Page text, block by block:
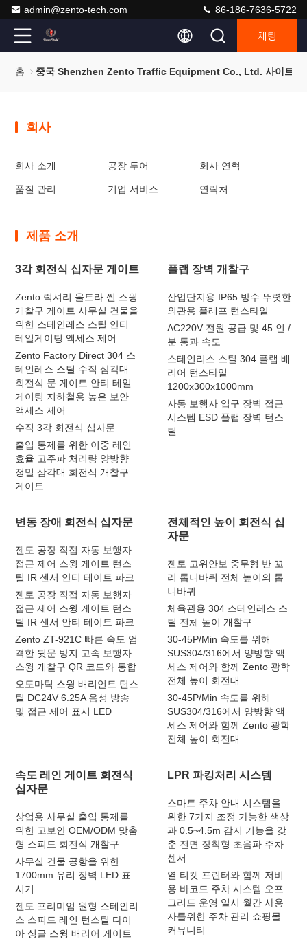
admin@zento-tech.com 86-186-7636-5722
채팅
홈 중국 Shenzhen Zento Traffic Equipment Co., Ltd. 사이트맵
회사
회사 소개 공장 투어 회사 연혁
품질 관리 기업 서비스 연락처
제품 소개
3각 회전식 십자문 게이트
Zento 럭셔리 울트라 씬 스윙
개찰구 게이트 사무실 건물을
위한 스테인레스 스틸 안티
테일게이팅 액세스 제어
Zento Factory Direct 304 스
테인레스 스틸 수직 삼각대
회전식 문 게이트 안티 테일
게이팅 지하철용 높은 보안
액세스 제어
수직 3각 회전식 십자문
출입 통제를 위한 이중 레인
효율 고주파 처리량 양방향
정밀 삼각대 회전식 개찰구
게이트
플랩 장벽 개찰구
산업단지용 IP65 방수 뚜렷한
외관용 플래프 턴스타일
AC220V 전원 공급 및 45 인 /
분 통과 속도
스테인리스 스틸 304 플랩 배
리어 턴스타일
1200x300x1000mm
자동 보행자 입구 장벽 접근
시스템 ESD 플랩 장벽 턴스
틸
변동 장애 회전식 십자문
젠토 공장 직접 자동 보행자
접근 제어 스윙 게이트 턴스
틸 IR 센서 안티 테이트 파크
젠토 공장 직접 자동 보행자
접근 제어 스윙 게이트 턴스
틸 IR 센서 안티 테이트 파크
Zento ZT-921C 빠른 속도 엄
격한 뒷문 방지 고속 보행자
스윙 개찰구 QR 코드와 통합
오토마틱 스윙 배리언트 턴스
틸 DC24V 6.25A 음성 방송
및 접근 제어 표시 LED
전체적인 높이 회전식 십
자문
젠토 고위안보 중무형 반 꼬
리 톱니바퀴 전체 높이의 톱
니바퀴
체육관용 304 스테인레스 스
틸 전체 높이 개찰구
30-45P/Min 속도를 위해
SUS304/316에서 양방향 액
세스 제어와 함께 Zento 광학
전체 높이 회전대
30-45P/Min 속도를 위해
SUS304/316에서 양방향 액
세스 제어와 함께 Zento 광학
전체 높이 회전대
속도 레인 게이트 회전식
십자문
상업용 사무실 출입 통제를
위한 고보안 OEM/ODM 맞춤
형 스피드 회전식 개찰구
사무실 건물 공항을 위한
1700mm 유리 장벽 LED 표
시기
젠토 프리미엄 원형 스테인리
스 스피드 레인 턴스틸 다이
아 싱글 스윙 배리어 게이트
LPR 파킹처리 시스템
스마트 주차 안내 시스템을
위한 7가지 조정 가능한 색상
과 0.5~4.5m 감지 기능을 갖
춘 전면 장착형 초음파 주차
센서
열 티켓 프린터와 함께 저비
용 바코드 주차 시스템 오프
그리드 운영 일시 월간 사용
자를위한 주차 관리 쇼핑몰
커뮤니티